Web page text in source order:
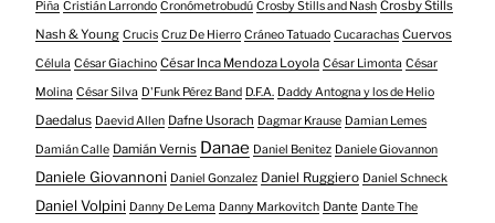
Piña Cristián Larrondo Cronómetrobudú Crosby Stills and Nash Crosby Stills
Nash & Young Crucis Cruz De Hierro Cráneo Tatuado Cucarachas Cuervos
Célula César Giachino César Inca Mendoza Loyola César Limonta César
Molina César Silva D'Funk Pérez Band D.F.A. Daddy Antogna y los de Helio
Daedalus Daevid Allen Dafne Usorach Dagmar Krause Damian Lemes
Damián Calle Damián Vernis Danae Daniel Benitez Daniele Giovannon
Daniele Giovannoni Daniel Gonzalez Daniel Ruggiero Daniel Schneck
Daniel Volpini Danny De Lema Danny Markovitch Dante Dante The